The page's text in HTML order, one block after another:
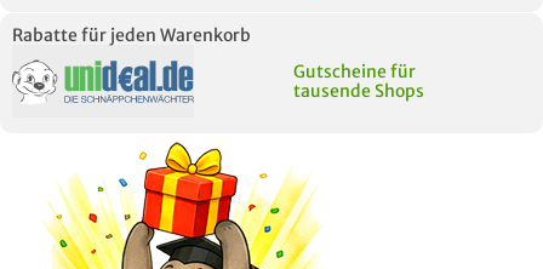
Rabatte für jeden Warenkorb
Gutscheine für
tausende Shops